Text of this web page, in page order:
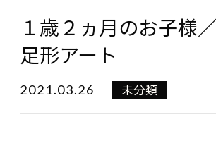
１歳２ヵ月のお子様
足形アート
2021.03.26 未分類